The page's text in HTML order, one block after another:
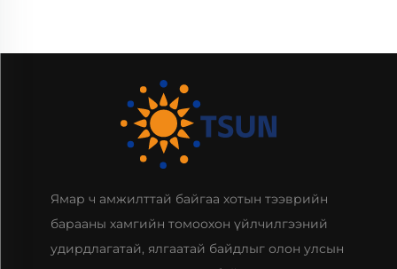
Ямар ч амжилттай байгаа хотын тээврийн
барааны хамгийн томоохон үйлчилгээний
удирдлагатай, ялгаатай байдлыг олон улсын